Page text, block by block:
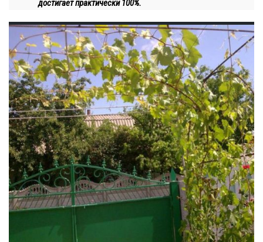
достигает практически 100%.